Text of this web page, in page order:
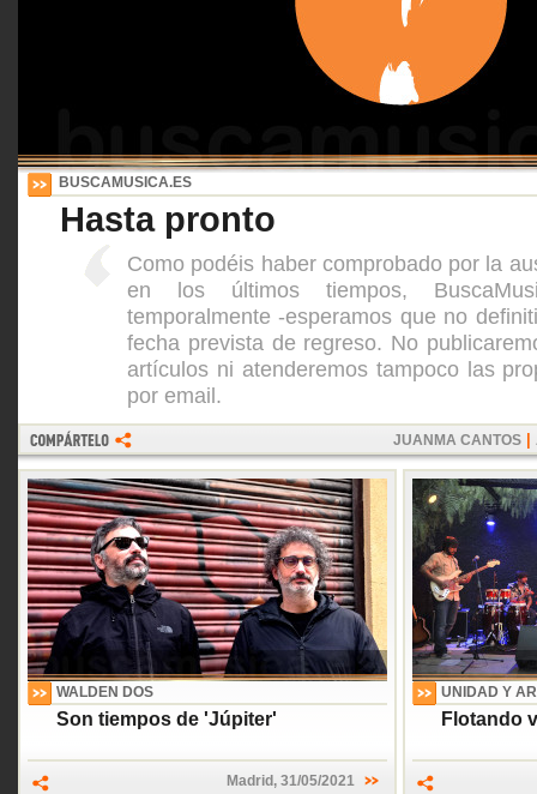
BUSCAMUSICA.ES
Hasta pronto
Como podéis haber comprobado por la
en los últimos tiempos,
temporalmente -esperamos que no
fecha prevista de regreso. No
artículos ni atenderemos tampoco las
por email.
JUANMA CANTOS
WALDEN DOS
Son tiempos de 'Júpiter'
Madrid , 31/05/2021
UNIDAD Y
Flotando